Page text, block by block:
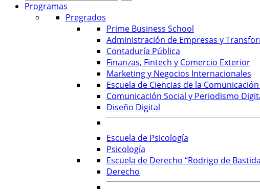
Programas
Pregrados
Prime Business School
Administración de Empresas y
Contaduría Pública
Finanzas, Fintech y Comercio Exterior
Marketing y Negocios Internacionales
Escuela de Ciencias de la
Comunicación Social y Periodismo
Diseño Digital
Escuela de Psicología
Psicología
Escuela de Derecho “Rodrigo de
Derecho